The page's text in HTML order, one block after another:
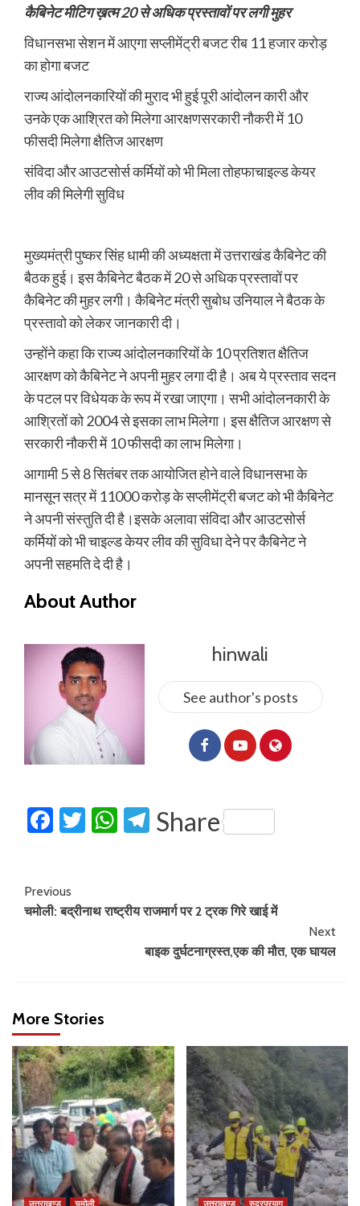
कैबिनेट मीटिग ख़त्म 20 से अधिक प्रस्तावों पर लगी मुहर
विधानसभा सेशन में आएगा सप्लीमेंट्री बजट रीब 11 हजार करोड़
का होगा बजट
राज्य आंदोलनकारियों की मुराद भी हुई पूरी आंदोलन कारी और
उनके एक आश्रित को मिलेगा आरक्षणसरकारी नौकरी में 10
फीसदी मिलेगा क्षैतिज आरक्षण
संविदा और आउटसोर्स कर्मियों को भी मिला तोहफाचाइल्ड केयर
लीव की मिलेगी सुविध
मुख्यमंत्री पुष्कर सिंह धामी की अध्यक्षता में उत्तराखंड कैबिनेट की
बैठक हुई। इस कैबिनेट बैठक में 20 से अधिक प्रस्तावों पर
कैबिनेट की मुहर लगी। कैबिनेट मंत्री सुबोध उनियाल ने बैठक के
प्रस्तावो को लेकर जानकारी दी।
उन्होंने कहा कि राज्य आंदोलनकारियों के 10 प्रतिशत क्षैतिज
आरक्षण को कैबिनेट ने अपनी मुहर लगा दी है। अब ये प्रस्ताव सदन
के पटल पर विधेयक के रूप में रखा जाएगा। सभी आंदोलनकारी के
आश्रितों को 2004 से इसका लाभ मिलेगा। इस क्षैतिज आरक्षण से
सरकारी नौकरी में 10 फीसदी का लाभ मिलेगा।
आगामी 5 से 8 सितंबर तक आयोजित होने वाले विधानसभा के
मानसून सत्र में 11000 करोड़ के सप्लीमेंट्री बजट को भी कैबिनेट
ने अपनी संस्तुति दी है।इसके अलावा संविदा और आउटसोर्स
कर्मियों को भी चाइल्ड केयर लीव की सुविधा देने पर कैबिनेट ने
अपनी सहमति दे दी है।
About Author
hinwali
See author's posts
Facebook
Twitter
WhatsApp
Telegram
Share
Previous
चमोली: बद्रीनाथ राष्ट्रीय राजमार्ग पर 2 ट्रक गिरे खाई में
Next
बाइक दुर्घटनाग्रस्त,एक की मौत, एक घायल
More Stories
उत्तराखण्ड चमोली उत्तराखण्ड रुद्रप्रयाग